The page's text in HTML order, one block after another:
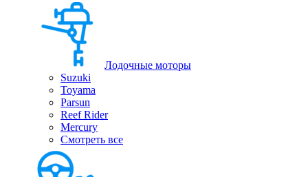
Лодочные моторы
Suzuki
Toyama
Parsun
Reef Rider
Mercury
Смотреть все